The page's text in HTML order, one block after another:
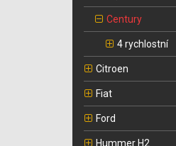
Century
4 rychlostní
Citroen
Fiat
Ford
Hummer H2